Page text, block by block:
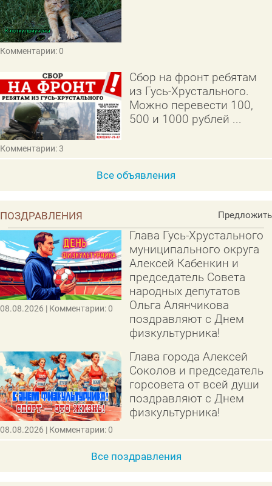
Комментарии: 0
Сбор на фронт ребятам
из Гусь-Хрустального.
Можно перевести 100,
500 и 1000 рублей ...
Комментарии: 3
Все объявления
ПОЗДРАВЛЕНИЯ Предложить
Глава Гусь-Хрустального
муниципального округа
Алексей Кабенкин и
председатель Совета
народных депутатов
Ольга Алянчикова
поздравляют с Днем
физкультурника!
08.08.2026 | Комментарии: 0
Глава города Алексей
Соколов и председатель
горсовета от всей души
поздравляют с Днем
физкультурника!
08.08.2026 | Комментарии: 0
Все поздравления